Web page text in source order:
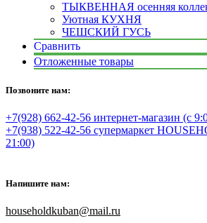
ТЫКВЕННАЯ осенняя
Уютная КУХНЯ
ЧЕШСКИЙ ГУСЬ
Сравнить
Отложенные товары
Позвоните нам:
+7(928) 662-42-56 интернет-магазин (с
+7(938) 522-42-56 супермаркет
21:00)
Напишите нам:
householdkuban@mail.ru